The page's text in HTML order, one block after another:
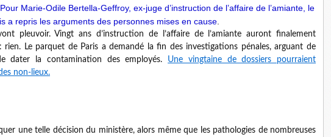
Pour Marie-Odile Bertella-Geffroy, ex-juge d’instruction de l’affaire de l’amiante, le
a repris les arguments des personnes mises en cause
pleuvoir. Vingt ans d’instruction de l’affaire de l’amiante auront finalement
Le parquet de Paris a demandé la fin des investigations pénales, arguant de
dater la contamination des employés. Une vingtaine de dossiers pourraient
non-lieux.
une telle décision du ministère, alors même que les pathologies de nombreuses